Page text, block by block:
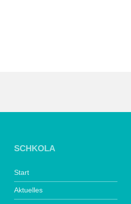
SCHKOLA
Start
Aktuelles